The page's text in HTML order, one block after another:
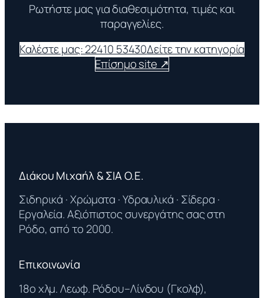
Ρωτήστε μας για διαθεσιμότητα, τιμές και
παραγγελίες.
Καλέστε μας: 22410 53430Δείτε την κατηγορία
Επίσημο site ↗
Διάκου Μιχαήλ & ΣΙΑ Ο.Ε.
Σιδηρικά · Χρώματα · Υδραυλικά · Σίδερα ·
Εργαλεία. Αξιόπιστος συνεργάτης σας στη
Ρόδο, από το 2000.
Επικοινωνία
18ο χλμ. Λεωφ. Ρόδου–Λίνδου (Γκολφ),